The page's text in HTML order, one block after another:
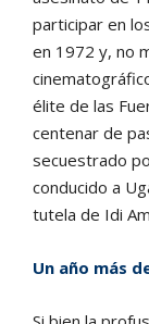
participar en
en 1972 y, no
élite de las
centenar de
secuestrado
conducido a
tutela de Idi
Un año más